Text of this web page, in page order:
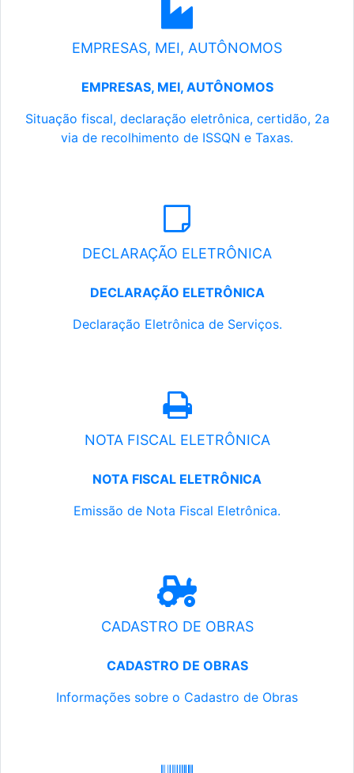
EMPRESAS, MEI, AUTÔNOMOS
EMPRESAS, MEI, AUTÔNOMOS
Situação fiscal, declaração eletrônica, certidão, 2a
via de recolhimento de ISSQN e Taxas.
DECLARAÇÃO ELETRÔNICA
DECLARAÇÃO ELETRÔNICA
Declaração Eletrônica de Serviços.
NOTA FISCAL ELETRÔNICA
NOTA FISCAL ELETRÔNICA
Emissão de Nota Fiscal Eletrônica.
CADASTRO DE OBRAS
CADASTRO DE OBRAS
Informações sobre o Cadastro de Obras